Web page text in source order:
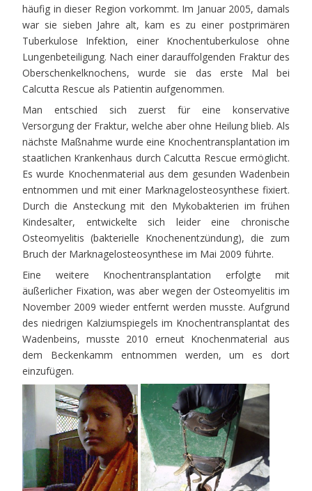
häufig in dieser Region vorkommt. Im Januar 2005, damals
war sie sieben Jahre alt, kam es zu einer postprimären
Tuberkulose Infektion, einer Knochentuberkulose ohne
Lungenbeteiligung. Nach einer darauffolgenden Fraktur des
Oberschenkelknochens, wurde sie das erste Mal bei
Calcutta Rescue als Patientin aufgenommen.
Man entschied sich zuerst für eine konservative
Versorgung der Fraktur, welche aber ohne Heilung blieb. Als
nächste Maßnahme wurde eine Knochentransplantation im
staatlichen Krankenhaus durch Calcutta Rescue ermöglicht.
Es wurde Knochenmaterial aus dem gesunden Wadenbein
entnommen und mit einer Marknagelosteosynthese fixiert.
Durch die Ansteckung mit den Mykobakterien im frühen
Kindesalter, entwickelte sich leider eine chronische
Osteomyelitis (bakterielle Knochenentzündung), die zum
Bruch der Marknagelosteosynthese im Mai 2009 führte.
Eine weitere Knochentransplantation erfolgte mit
äußerlicher Fixation, was aber wegen der Osteomyelitis im
November 2009 wieder entfernt werden musste. Aufgrund
des niedrigen Kalziumspiegels im Knochentransplantat des
Wadenbeins, musste 2010 erneut Knochenmaterial aus
dem Beckenkamm entnommen werden, um es dort
einzufügen.